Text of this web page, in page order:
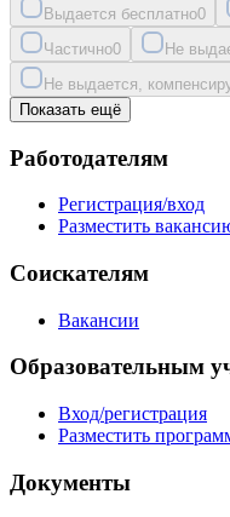
Выдается бесплатно0
Частично0 Не
Не выдается,
Показать ещё
Работодателям
Регистрация/вход
Разместить
Соискателям
Вакансии
Образовательным
Вход/регистрация
Разместить
Документы